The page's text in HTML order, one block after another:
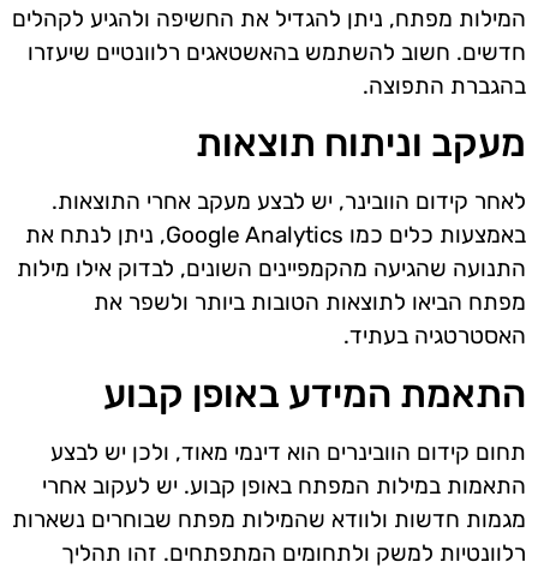
המילות מפתח, ניתן להגדיל את החשיפה ולהגיע לקהלים
חדשים. חשוב להשתמש בהאשטאגים רלוונטיים שיעזרו
בהגברת התפוצה.
מעקב וניתוח תוצאות
לאחר קידום הוובינר, יש לבצע מעקב אחרי התוצאות.
באמצעות כלים כמו Google Analytics, ניתן לנתח את
התנועה שהגיעה מהקמפיינים השונים, לבדוק אילו מילות
מפתח הביאו לתוצאות הטובות ביותר ולשפר את
האסטרטגיה בעתיד.
התאמת המידע באופן קבוע
תחום קידום הוובינרים הוא דינמי מאוד, ולכן יש לבצע
התאמות במילות המפתח באופן קבוע. יש לעקוב אחרי
מגמות חדשות ולוודא שהמילות מפתח שבוחרים נשארות
רלוונטיות למשק ולתחומים המתפתחים. זהו תהליך